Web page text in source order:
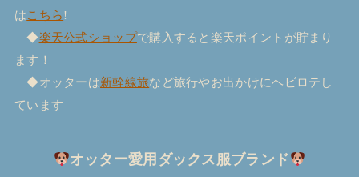
はこちら!
◆楽天公式ショップで購入すると楽天ポイントが貯まり
ます！
◆オッターは新幹線旅など旅行やお出かけにヘビロテし
ています
オッター愛用ダックス服ブランド